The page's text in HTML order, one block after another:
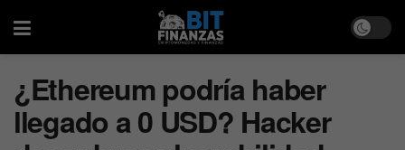
¿Ethereum podría haber
llegado a 0 USD? Hacker